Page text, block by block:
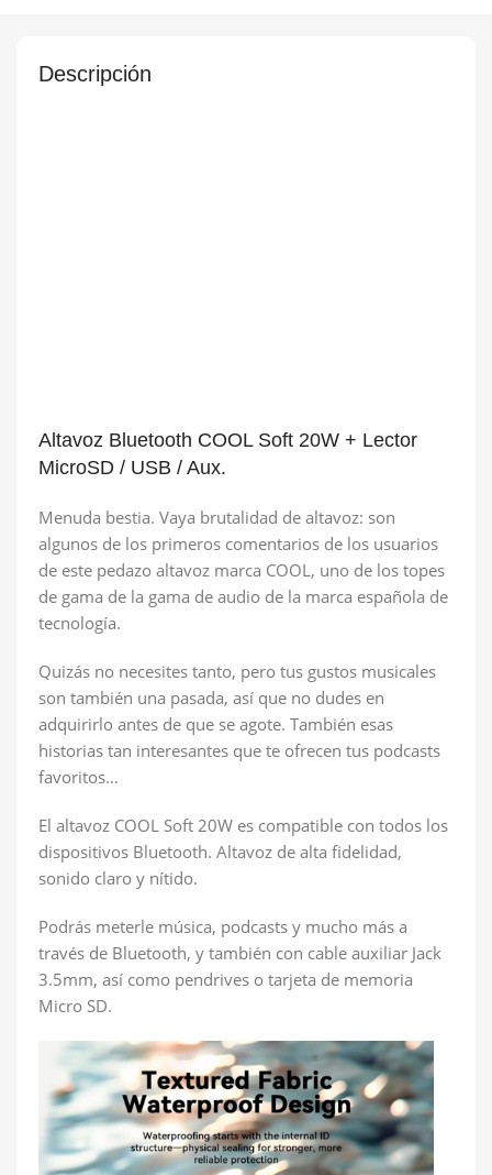
Descripción
Altavoz Bluetooth COOL Soft 20W + Lector
MicroSD / USB / Aux.
Menuda bestia. Vaya brutalidad de altavoz: son
algunos de los primeros comentarios de los usuarios
de este pedazo altavoz marca COOL, uno de los topes
de gama de la gama de audio de la marca española de
tecnología.
Quizás no necesites tanto, pero tus gustos musicales
son también una pasada, así que no dudes en
adquirirlo antes de que se agote. También esas
historias tan interesantes que te ofrecen tus podcasts
favoritos…
El altavoz COOL Soft 20W es compatible con todos los
dispositivos Bluetooth. Altavoz de alta fidelidad,
sonido claro y nítido.
Podrás meterle música, podcasts y mucho más a
través de Bluetooth, y también con cable auxiliar Jack
3.5mm, así como pendrives o tarjeta de memoria
Micro SD.